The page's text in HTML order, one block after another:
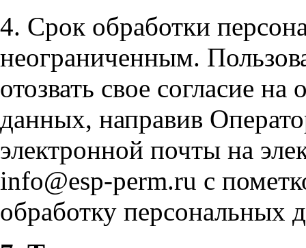
4. Срок обработки
неограниченным.
отозвать свое согласие
данных, направив
электронной почты на
info@esp-perm.ru с
обработку персональных